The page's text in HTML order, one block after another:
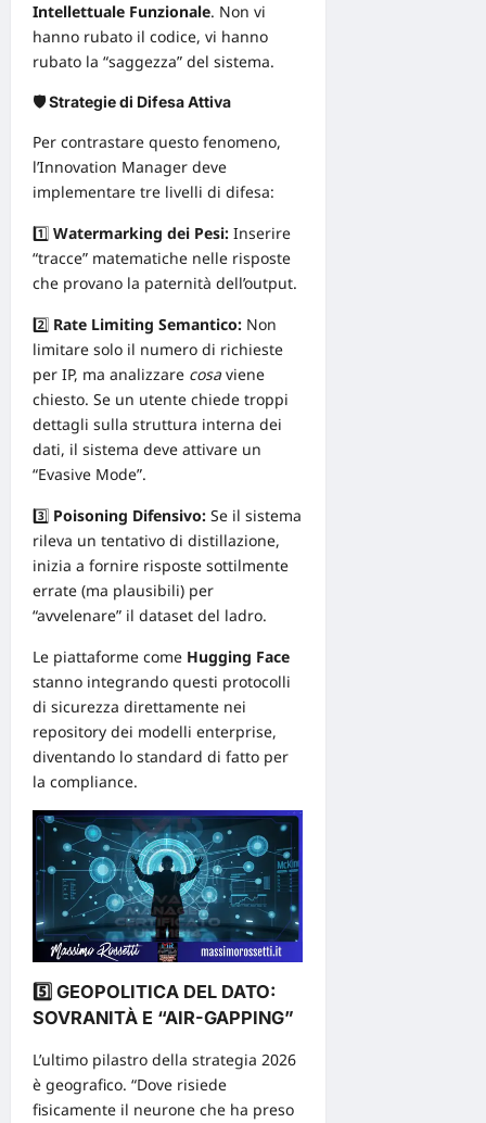
Intellettuale Funzionale. Non vi
hanno rubato il codice, vi hanno
rubato la “saggezza” del sistema.
🛡️ Strategie di Difesa Attiva
Per contrastare questo fenomeno,
l’Innovation Manager deve
implementare tre livelli di difesa:
1️⃣ Watermarking dei Pesi: Inserire
“tracce” matematiche nelle risposte
che provano la paternità dell’output.
2️⃣ Rate Limiting Semantico: Non
limitare solo il numero di richieste
per IP, ma analizzare cosa viene
chiesto. Se un utente chiede troppi
dettagli sulla struttura interna dei
dati, il sistema deve attivare un
“Evasive Mode”.
3️⃣ Poisoning Difensivo: Se il sistema
rileva un tentativo di distillazione,
inizia a fornire risposte sottilmente
errate (ma plausibili) per
“avvelenare” il dataset del ladro.
Le piattaforme come Hugging Face
stanno integrando questi protocolli
di sicurezza direttamente nei
repository dei modelli enterprise,
diventando lo standard di fatto per
la compliance.
5️⃣ GEOPOLITICA DEL DATO:
SOVRANITÀ E “AIR-GAPPING”
L’ultimo pilastro della strategia 2026
è geografico. “Dove risiede
fisicamente il neurone che ha preso